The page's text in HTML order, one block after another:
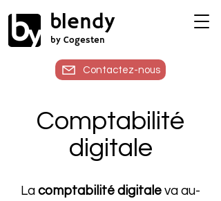
blendy
by Cogesten
Contactez-nous
Comptabilité
digitale
La comptabilité digitale va au-